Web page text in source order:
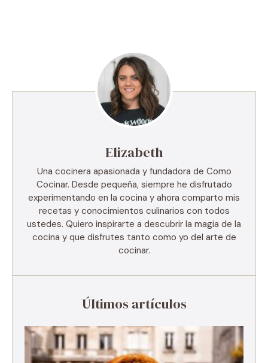
Elizabeth
Una cocinera apasionada y fundadora de Como
Cocinar. Desde pequeña, siempre he disfrutado
experimentando en la cocina y ahora comparto mis
recetas y conocimientos culinarios con todos
ustedes. Quiero inspirarte a descubrir la magia de la
cocina y que disfrutes tanto como yo del arte de
cocinar.
Últimos artículos